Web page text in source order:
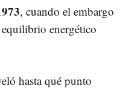
, cuando el embargo
energético
hasta qué punto